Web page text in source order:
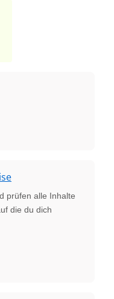
prüfen alle Inhalte
die du dich